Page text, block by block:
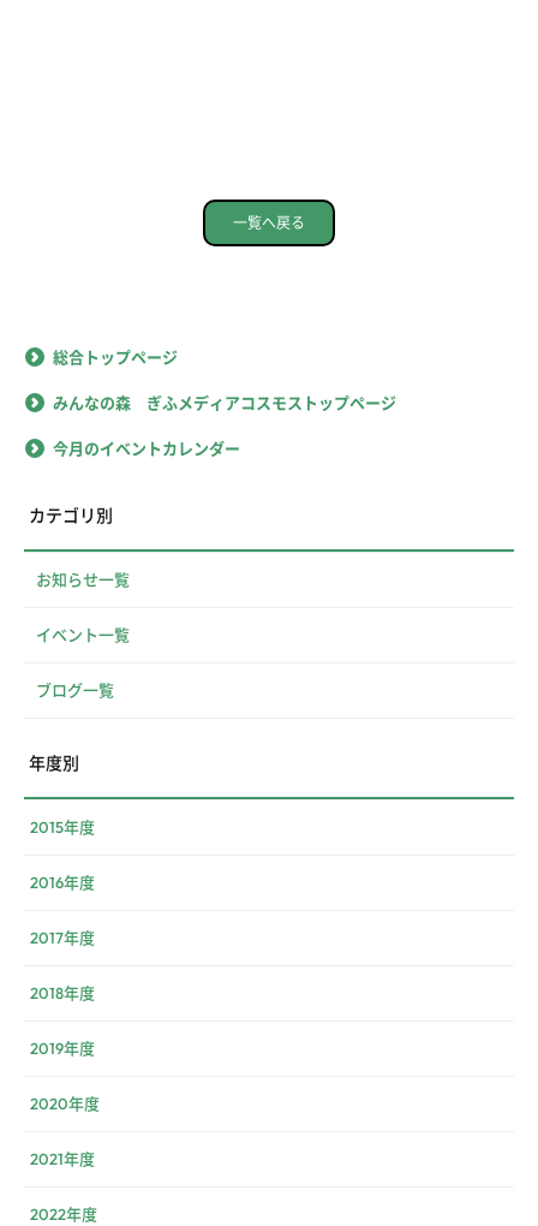
一覧へ戻る
総合トップページ
みんなの森 ぎふメディアコスモストップページ
今月のイベントカレンダー
カテゴリ別
お知らせ一覧
イベント一覧
ブログ一覧
年度別
2015年度
2016年度
2017年度
2018年度
2019年度
2020年度
2021年度
2022年度